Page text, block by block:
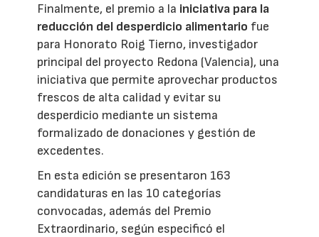
Finalmente, el premio a la iniciativa para la
reducción del desperdicio alimentario fue
para Honorato Roig Tierno, investigador
principal del proyecto Redona (Valencia), una
iniciativa que permite aprovechar productos
frescos de alta calidad y evitar su
desperdicio mediante un sistema
formalizado de donaciones y gestión de
excedentes.
En esta edición se presentaron 163
candidaturas en las 10 categorías
convocadas, además del Premio
Extraordinario, según especificó el